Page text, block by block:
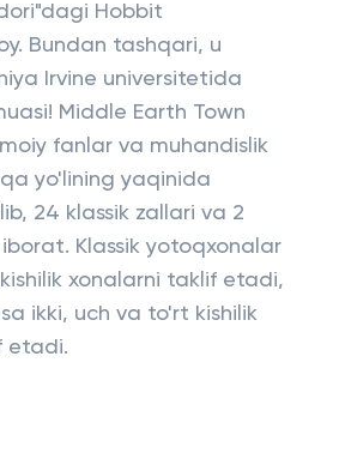
Hobbit
Bundan tashqari, u
Irvine universitetida
Middle Earth Town
fanlar va muhandislik
yo'lining yaqinida
24 klassik zallari va 2
Klassik yotoqxonalar
xonalarni taklif etadi,
ikki, uch va to'rt kishilik
etadi.